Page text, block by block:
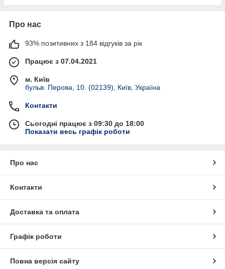
Про нас
93% позитивних з 184 відгуків за рік
Працює з 07.04.2021
м. Київ
бульв. Перова, 10. (02139), Київ, Україна
Контакти
Сьогодні працює з 09:30 до 18:00
Показати весь графік роботи
Про нас
Контакти
Доставка та оплата
Графік роботи
Повна версія сайту